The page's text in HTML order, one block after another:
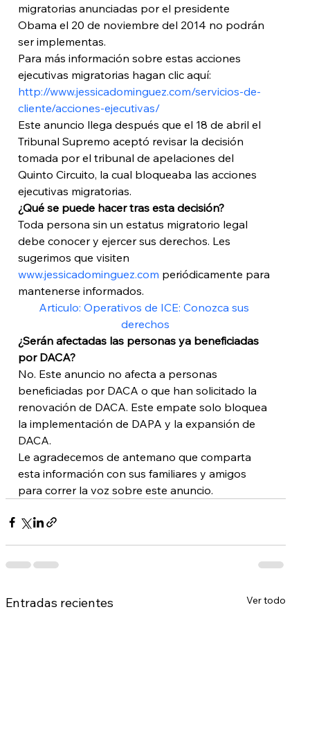
migratorias anunciadas por el presidente
Obama el 20 de noviembre del 2014 no podrán
ser implementas.
Para más información sobre estas acciones
ejecutivas migratorias hagan clic aquí:
http://www.jessicadominguez.com/servicios-de-
cliente/acciones-ejecutivas/
Este anuncio llega después que el 18 de abril el
Tribunal Supremo aceptó revisar la decisión
tomada por el tribunal de apelaciones del
Quinto Circuito, la cual bloqueaba las acciones
ejecutivas migratorias.
¿Qué se puede hacer tras esta decisión?
Toda persona sin un estatus migratorio legal
debe conocer y ejercer sus derechos. Les
sugerimos que visiten
www.jessicadominguez.com periódicamente para
mantenerse informados.
Articulo: Operativos de ICE: Conozca sus
derechos
¿Serán afectadas las personas ya beneficiadas
por DACA?
No. Este anuncio no afecta a personas
beneficiadas por DACA o que han solicitado la
renovación de DACA. Este empate solo bloquea
la implementación de DAPA y la expansión de
DACA.
Le agradecemos de antemano que comparta
esta información con sus familiares y amigos
para correr la voz sobre este anuncio.
Entradas recientes Ver todo